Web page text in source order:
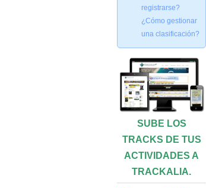
registrarse?
¿Cómo gestionar
una clasificación?
SUBE LOS
TRACKS DE TUS
ACTIVIDADES A
TRACKALIA.